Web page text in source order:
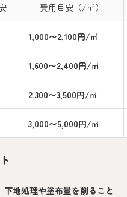
費用目安（/㎡）
1,000〜2,100円/㎡
1,600〜2,400円/㎡
2,300〜3,500円/㎡
3,000〜5,000円/㎡
地処理や塗布量を削ること